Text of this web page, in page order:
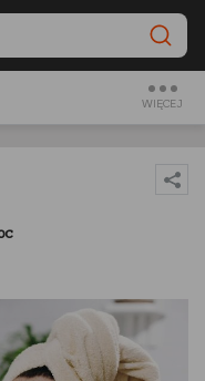
WIĘCEJ